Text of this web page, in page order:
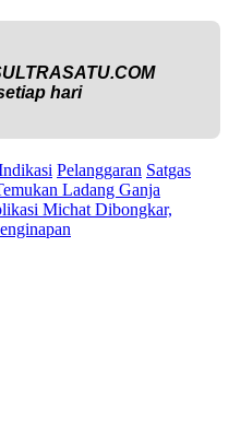
hari
Pelanggaran Satgas
Ladang Ganja
Michat Dibongkar,